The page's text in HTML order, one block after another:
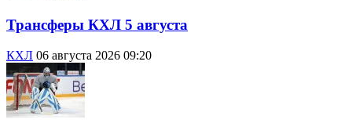
Трансферы КХЛ 5 августа
КХЛ 06 августа 2026 09:20